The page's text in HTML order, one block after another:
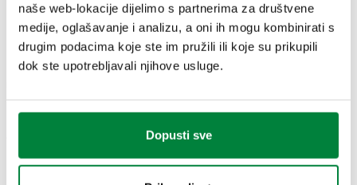
naše web-lokacije dijelimo s partnerima za društvene
medije, oglašavanje i analizu, a oni ih mogu kombinirati s
drugim podacima koje ste im pružili ili koje su prikupili
dok ste upotrebljavali njihove usluge.
Dopusti sve
NACRTI I SPECIFIKACIJE
Ø 10